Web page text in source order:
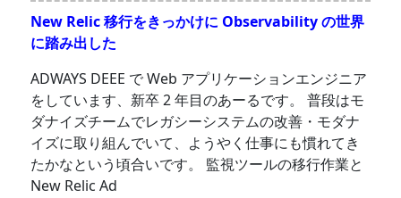
New Relic 移行をきっかけに Observability の世界
に踏み出した
ADWAYS DEEE で Web アプリケーションエンジニア
をしています、新卒 2 年目のあーるです。 普段はモ
ダナイズチームでレガシーシステムの改善・モダナ
イズに取り組んでいて、ようやく仕事にも慣れてき
たかなという頃合いです。 監視ツールの移行作業と
New Relic Ad